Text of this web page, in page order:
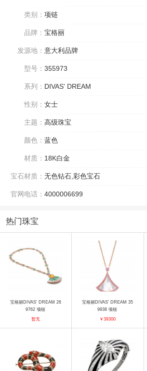
类别： 项链
品牌： 宝格丽
发源地： 意大利品牌
型号： 355973
系列： DIVAS' DREAM
性别： 女士
主题： 高级珠宝
颜色： 蓝色
材质： 18K白金
宝石材质： 无色钻石,彩色宝石
官网电话： 4000006699
热门珠宝
宝格丽DIVAS' DREAM 26
9762 项链
暂无
宝格丽DIVAS' DREAM 35
9938 项链
￥39300